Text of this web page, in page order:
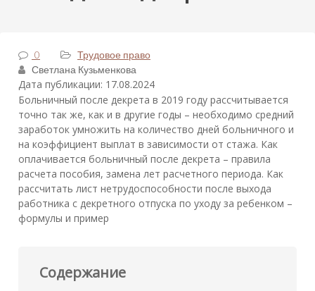
0
Трудовое право
Светлана Кузьменкова
Дата публикации: 17.08.2024
Больничный после декрета в 2019 году рассчитывается
точно так же, как и в другие годы – необходимо средний
заработок умножить на количество дней больничного и
на коэффициент выплат в зависимости от стажа. Как
оплачивается больничный после декрета – правила
расчета пособия, замена лет расчетного периода. Как
рассчитать лист нетрудоспособности после выхода
работника с декретного отпуска по уходу за ребенком –
формулы и пример
Содержание